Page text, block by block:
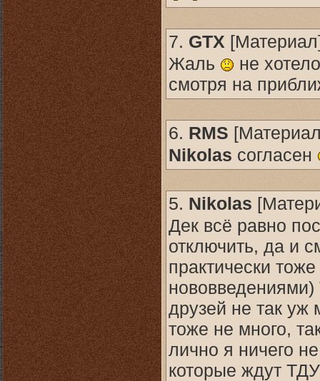
7. GTX [Материал
Жаль
не
смотря на
6. RMS [
Nikolas согласен
5. Nikolas [
Дек всё равно
отключить, да и
практически
нововведениями)
друзей не так
тоже не много,
лично я ничего
которые ждут